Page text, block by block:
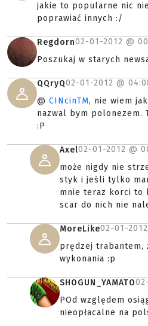
jakie to popularne nic
poprawiać innych :/
Regdorn02-01-2012 @
Poszukaj w starych
QQryQ02-01-2012 @
@ CINcinTM, nie wiem
nazwal bym polonezem.
:P
Axel02-01-2012 @
może nigdy nie
styk i jeśli tylko
mnie teraz korci to
scar do nich nie
MoreLike02-01-
prędzej trabantem,
wykonania :p
SHOGUN_YAMATO
POd względem
nieopłacalne na